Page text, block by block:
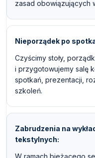
zasad obowiązujących
Nieporządek po
Czyścimy stoły,
i przygotowujemy salę
spotkań, prezentacji,
szkoleń.
Zabrudzenia na
tekstylnych
W ramach bieżącego